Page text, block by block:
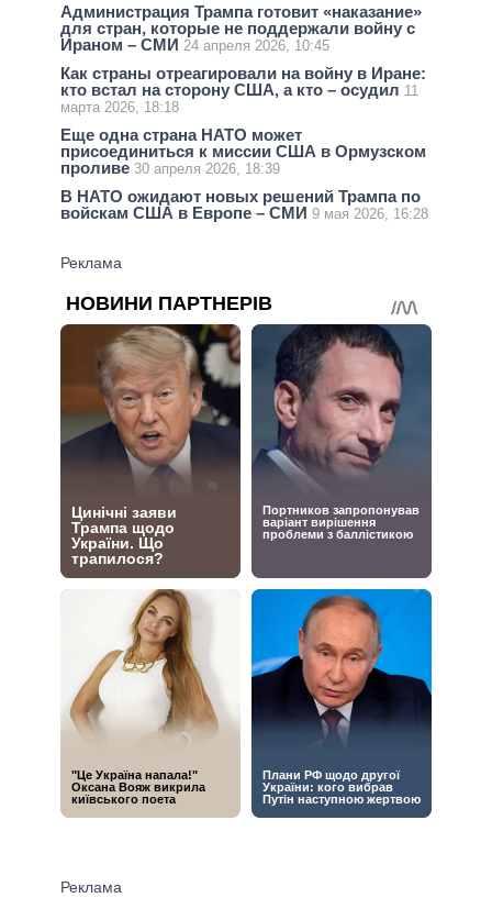
Администрация Трампа готовит «наказание»
для стран, которые не поддержали войну с
Ираном – СМИ 24 апреля 2026, 10:45
Как страны отреагировали на войну в Иране:
кто встал на сторону США, а кто – осудил 11
марта 2026, 18:18
Еще одна страна НАТО может
присоединиться к миссии США в Ормузском
проливе 30 апреля 2026, 18:39
В НАТО ожидают новых решений Трампа по
войскам США в Европе – СМИ 9 мая 2026, 16:28